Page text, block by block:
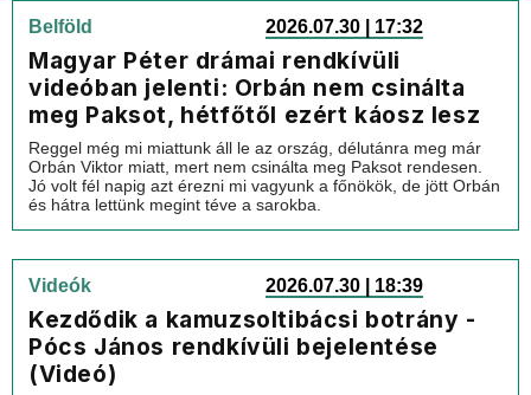
Belföld 2026.07.30 | 17:32
Magyar Péter drámai rendkívüli
videóban jelenti: Orbán nem csinálta
meg Paksot, hétfőtől ezért káosz lesz
Reggel még mi miattunk áll le az ország, délutánra meg már
Orbán Viktor miatt, mert nem csinálta meg Paksot rendesen.
Jó volt fél napig azt érezni mi vagyunk a főnökök, de jött Orbán
és hátra lettünk megint téve a sarokba.
Videók 2026.07.30 | 18:39
Kezdődik a kamuzsoltibácsi botrány -
Pócs János rendkívüli bejelentése
(Videó)